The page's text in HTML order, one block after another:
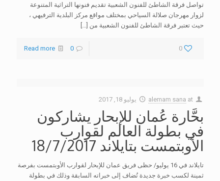
تواصل فرقة الشاطئ للفنون الشعبية تقديم فنونها التراثية المتنوعة
لزوار مهرجان صلالة السياحي بمختلف مواقع مركز البلدية الترفيهي ،
حيث تعتبر فرقة الشاطئ للفنون الشعبية من […]
0
0
Read more
alemam sana at يوليو 18, 2017
بحَّارة عُمان للإبحار يشاركون
في بطولة العالم لقوارب
الأوبتمست بتايلاند 18/7/2017
تايلاند في 16 يوليو/ حظى فريق عمان للإبحار لقوارب الأوبتمست بفرصة
ثمينة لكسب خبرة جديدة تُضاف إلى خبراته السابقة وذلك في بطولة